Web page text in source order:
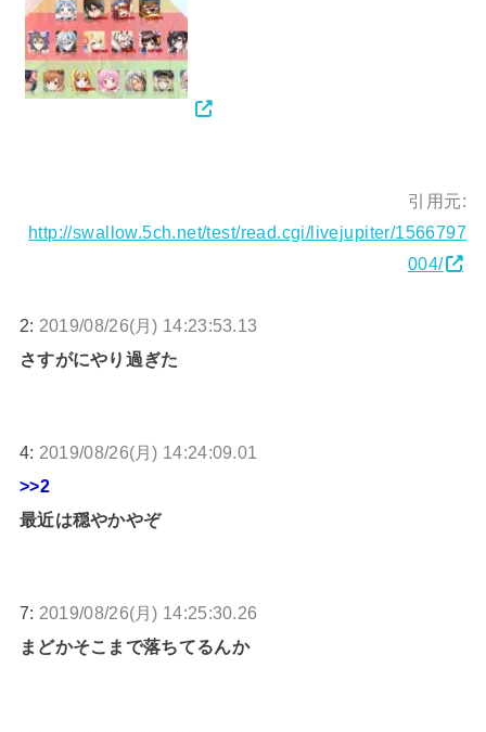
引用元:
http://swallow.5ch.net/test/read.cgi/livejupiter/1566797
004/
2: 2019/08/26(月) 14:23:53.13
さすがにやり過ぎた
4: 2019/08/26(月) 14:24:09.01
>>2
最近は穏やかやぞ
7: 2019/08/26(月) 14:25:30.26
まどかそこまで落ちてるんか